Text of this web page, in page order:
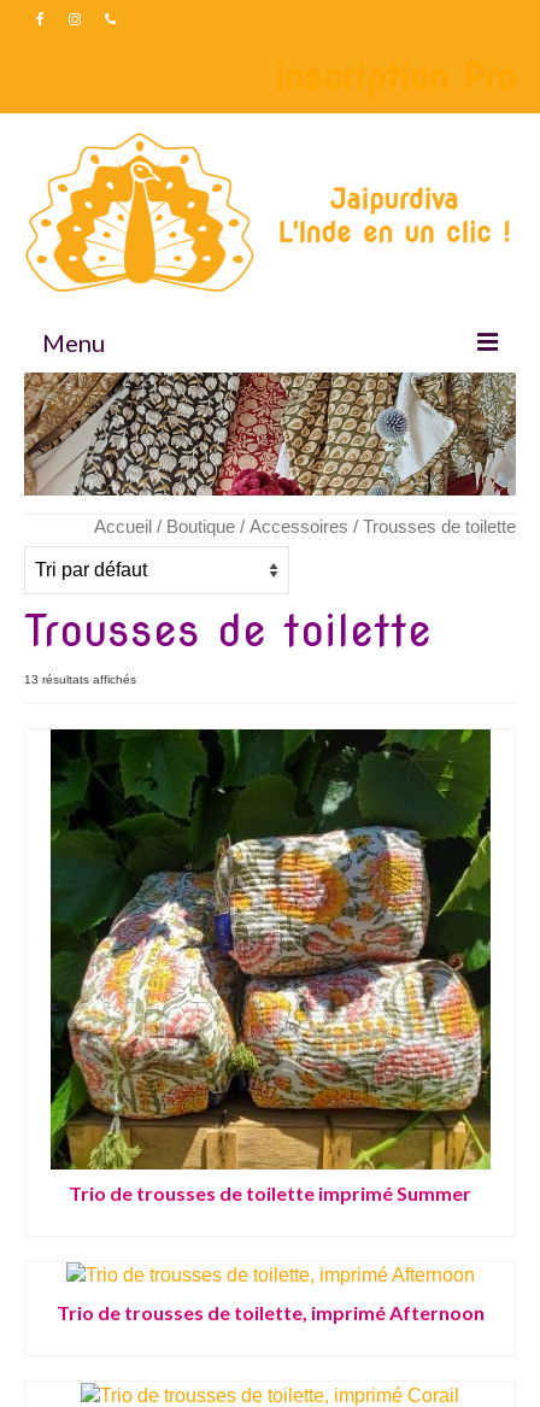
Inscription Pro
Menu
Accueil
Boutique
Bijoux
Vêtements
Tous nos imprimés
Présentation Marie-Lise Corda
Contact
Accueil / Boutique / Accessoires / Trousses de toilette
Trousses de toilette
13 résultats affichés
Trio de trousses de toilette imprimé Summer
Trio de trousses de toilette, imprimé Afternoon